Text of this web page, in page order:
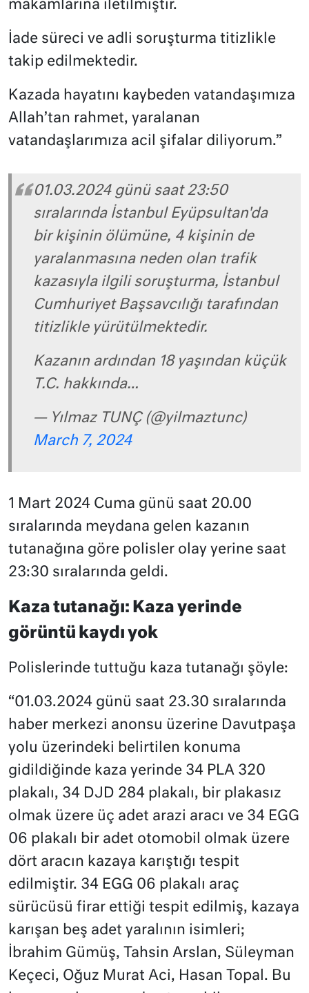
makamlarına iletilmiştir.
İade süreci ve adli soruşturma titizlikle
takip edilmektedir.
Kazada hayatını kaybeden vatandaşımıza
Allah’tan rahmet, yaralanan
vatandaşlarımıza acil şifalar diliyorum.”
01.03.2024 günü saat 23:50
sıralarında İstanbul Eyüpsultan'da
bir kişinin ölümüne, 4 kişinin de
yaralanmasına neden olan trafik
kazasıyla ilgili soruşturma, İstanbul
Cumhuriyet Başsavcılığı tarafından
titizlikle yürütülmektedir.
Kazanın ardından 18 yaşından küçük
T.C. hakkında…
— Yılmaz TUNÇ (@yilmaztunc)
March 7, 2024
1 Mart 2024 Cuma günü saat 20.00
sıralarında meydana gelen kazanın
tutanağına göre polisler olay yerine saat
23:30 sıralarında geldi.
Kaza tutanağı: Kaza yerinde
görüntü kaydı yok
Polislerinde tuttuğu kaza tutanağı şöyle:
“01.03.2024 günü saat 23.30 sıralarında
haber merkezi anonsu üzerine Davutpaşa
yolu üzerindeki belirtilen konuma
gidildiğinde kaza yerinde 34 PLA 320
plakalı, 34 DJD 284 plakalı, bir plakasız
olmak üzere üç adet arazi aracı ve 34 EGG
06 plakalı bir adet otomobil olmak üzere
dört aracın kazaya karıştığı tespit
edilmiştir. 34 EGG 06 plakalı araç
sürücüsü firar ettiği tespit edilmiş, kazaya
karışan beş adet yaralının isimleri;
İbrahim Gümüş, Tahsin Arslan, Süleyman
Keçeci, Oğuz Murat Aci, Hasan Topal. Bu